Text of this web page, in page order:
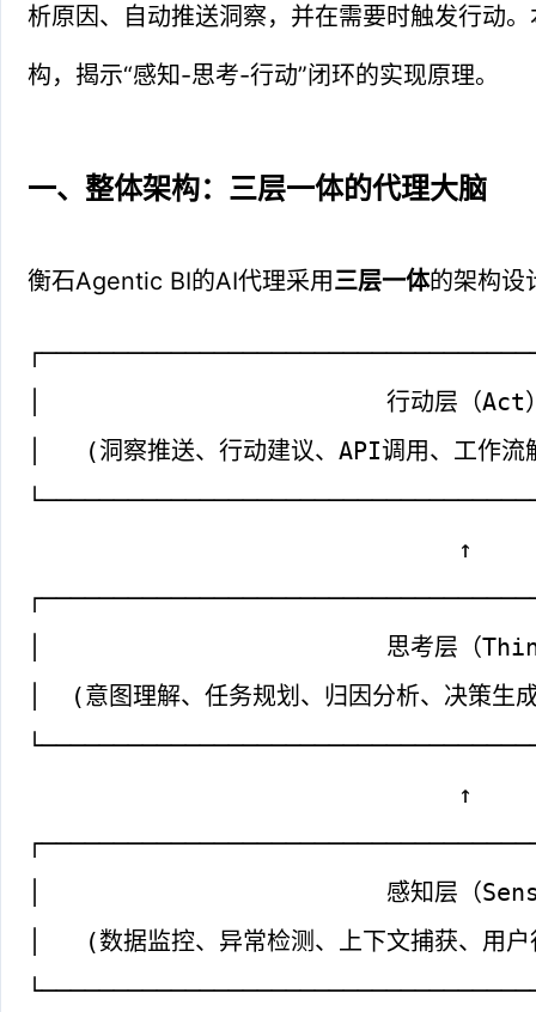
析原因、自动推送洞察，并在需要时触发行动
构，揭示“感知-思考-行动”闭环的实现原理。
一、整体架构：三层一体的代理大脑
衡石Agentic BI的AI代理采用三层一体的架构设
│                        行动层（
│   (洞察推送、行动建议、API调用、
↑
│                        思考层（
│  (意图理解、任务规划、归因分析、
↑
│                        感知层（
│   (数据监控、异常检测、上下文捕获